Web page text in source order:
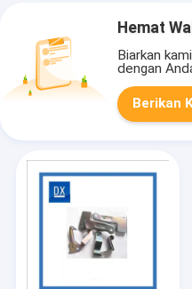
Hemat
Biarkan
dengan
Berikan